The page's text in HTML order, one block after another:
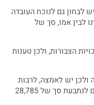
לבחון גם לנוכח העובדה
לבין אמו, סך של
הצבורות, ולכן טענות
ולכן יש לאמצה, לרבות
את קביעת המומחה, שעל התובע לשלם לנתבעת סך של 28,785